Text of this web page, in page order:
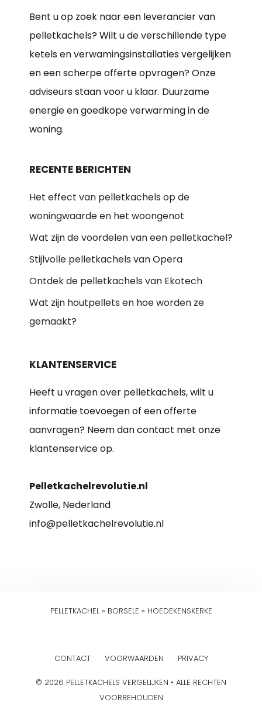
Bent u op zoek naar een leverancier van
pelletkachels? Wilt u de verschillende type
ketels en verwamingsinstallaties vergelijken
en een scherpe offerte opvragen? Onze
adviseurs staan voor u klaar. Duurzame
energie en goedkope verwarming in de
woning.
RECENTE BERICHTEN
Het effect van pelletkachels op de
woningwaarde en het woongenot
Wat zijn de voordelen van een pelletkachel?
Stijlvolle pelletkachels van Opera
Ontdek de pelletkachels van Ekotech
Wat zijn houtpellets en hoe worden ze
gemaakt?
KLANTENSERVICE
Heeft u vragen over pelletkachels, wilt u
informatie toevoegen of een offerte
aanvragen? Neem dan contact met onze
klantenservice op.
Pelletkachelrevolutie.nl
Zwolle, Nederland
info@pelletkachelrevolutie.nl
PELLETKACHEL» BORSELE » HOEDEKENSKERKE
CONTACT VOORWAARDEN PRIVACY
© 2026 PELLETKACHELS VERGELIJKEN • ALLE RECHTEN
VOORBEHOUDEN